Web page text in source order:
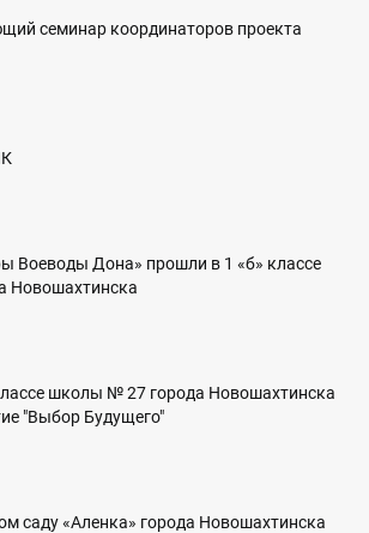
семинар координаторов проекта
Воеводы Дона» прошли в 1 «б» классе
Новошахтинска
школы № 27 города Новошахтинска
"Выбор Будущего"
саду «Аленка» города Новошахтинска